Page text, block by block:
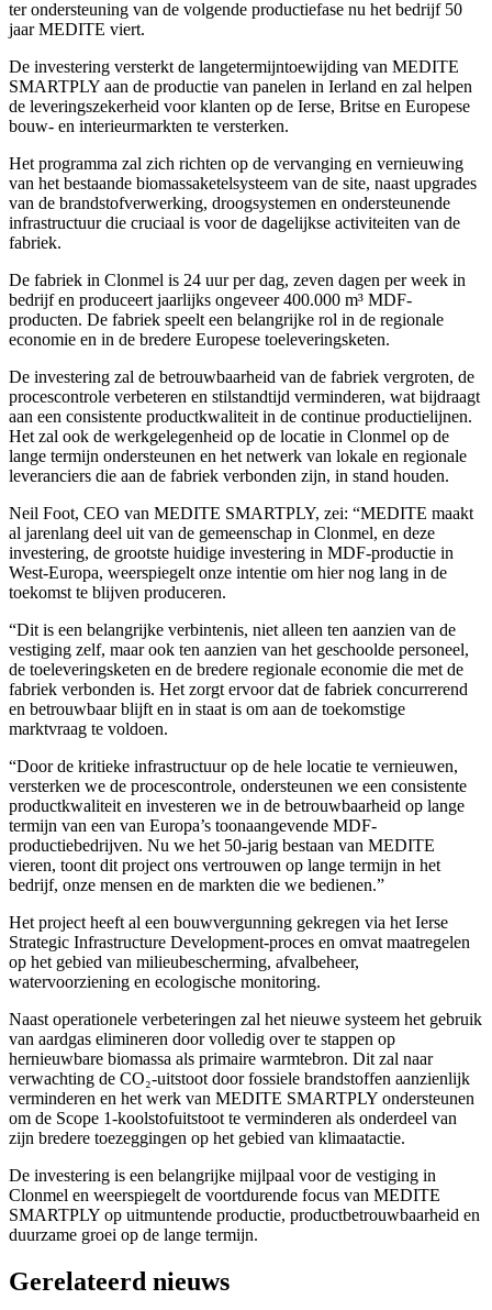
ter ondersteuning van de volgende productiefase nu het bedrijf 50
jaar MEDITE viert.
De investering versterkt de langetermijntoewijding van MEDITE
SMARTPLY aan de productie van panelen in Ierland en zal helpen
de leveringszekerheid voor klanten op de Ierse, Britse en Europese
bouw- en interieurmarkten te versterken.
Het programma zal zich richten op de vervanging en vernieuwing
van het bestaande biomassaketelsysteem van de site, naast upgrades
van de brandstofverwerking, droogsystemen en ondersteunende
infrastructuur die cruciaal is voor de dagelijkse activiteiten van de
fabriek.
De fabriek in Clonmel is 24 uur per dag, zeven dagen per week in
bedrijf en produceert jaarlijks ongeveer 400.000 m³ MDF-
producten. De fabriek speelt een belangrijke rol in de regionale
economie en in de bredere Europese toeleveringsketen.
De investering zal de betrouwbaarheid van de fabriek vergroten, de
procescontrole verbeteren en stilstandtijd verminderen, wat bijdraagt
aan een consistente productkwaliteit in de continue productielijnen.
Het zal ook de werkgelegenheid op de locatie in Clonmel op de
lange termijn ondersteunen en het netwerk van lokale en regionale
leveranciers die aan de fabriek verbonden zijn, in stand houden.
Neil Foot, CEO van MEDITE SMARTPLY, zei: “MEDITE maakt
al jarenlang deel uit van de gemeenschap in Clonmel, en deze
investering, de grootste huidige investering in MDF-productie in
West-Europa, weerspiegelt onze intentie om hier nog lang in de
toekomst te blijven produceren.
“Dit is een belangrijke verbintenis, niet alleen ten aanzien van de
vestiging zelf, maar ook ten aanzien van het geschoolde personeel,
de toeleveringsketen en de bredere regionale economie die met de
fabriek verbonden is. Het zorgt ervoor dat de fabriek concurrerend
en betrouwbaar blijft en in staat is om aan de toekomstige
marktvraag te voldoen.
“Door de kritieke infrastructuur op de hele locatie te vernieuwen,
versterken we de procescontrole, ondersteunen we een consistente
productkwaliteit en investeren we in de betrouwbaarheid op lange
termijn van een van Europa’s toonaangevende MDF-
productiebedrijven. Nu we het 50-jarig bestaan van MEDITE
vieren, toont dit project ons vertrouwen op lange termijn in het
bedrijf, onze mensen en de markten die we bedienen.”
Het project heeft al een bouwvergunning gekregen via het Ierse
Strategic Infrastructure Development-proces en omvat maatregelen
op het gebied van milieubescherming, afvalbeheer,
watervoorziening en ecologische monitoring.
Naast operationele verbeteringen zal het nieuwe systeem het gebruik
van aardgas elimineren door volledig over te stappen op
hernieuwbare biomassa als primaire warmtebron. Dit zal naar
verwachting de CO₂-uitstoot door fossiele brandstoffen aanzienlijk
verminderen en het werk van MEDITE SMARTPLY ondersteunen
om de Scope 1-koolstofuitstoot te verminderen als onderdeel van
zijn bredere toezeggingen op het gebied van klimaatactie.
De investering is een belangrijke mijlpaal voor de vestiging in
Clonmel en weerspiegelt de voortdurende focus van MEDITE
SMARTPLY op uitmuntende productie, productbetrouwbaarheid en
duurzame groei op de lange termijn.
Gerelateerd nieuws